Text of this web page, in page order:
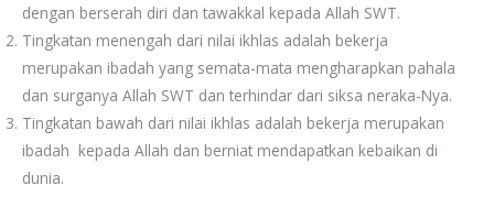
dengan berserah diri dan tawakkal kepada Allah SWT.
Tingkatan menengah dari nilai ikhlas adalah bekerja
merupakan ibadah yang semata-mata mengharapkan pahala
dan surganya Allah SWT dan terhindar dari siksa neraka-Nya.
Tingkatan bawah dari nilai ikhlas adalah bekerja merupakan
ibadah kepada Allah dan berniat mendapatkan kebaikan di
dunia.